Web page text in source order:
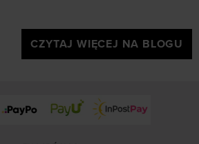
CZYTAJ WIĘCEJ NA BLOGU